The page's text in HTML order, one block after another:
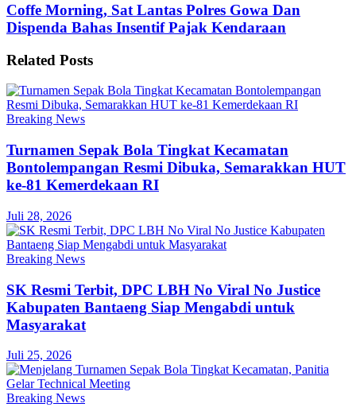
Coffe Morning, Sat Lantas Polres Gowa Dan
Dispenda Bahas Insentif Pajak Kendaraan
Related Posts
Breaking News
Turnamen Sepak Bola Tingkat Kecamatan
Bontolempangan Resmi Dibuka, Semarakkan HUT
ke-81 Kemerdekaan RI
Juli 28, 2026
Breaking News
SK Resmi Terbit, DPC LBH No Viral No Justice
Kabupaten Bantaeng Siap Mengabdi untuk
Masyarakat
Juli 25, 2026
Breaking News